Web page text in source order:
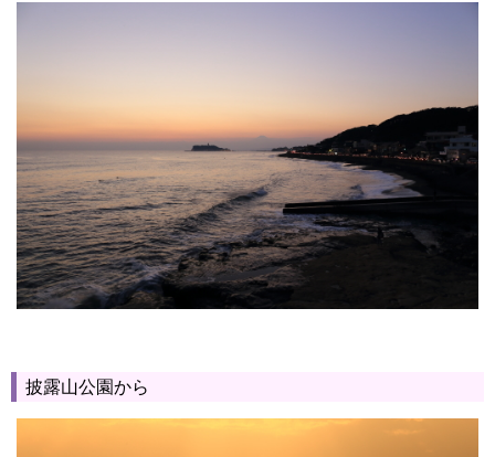
披露山公園から